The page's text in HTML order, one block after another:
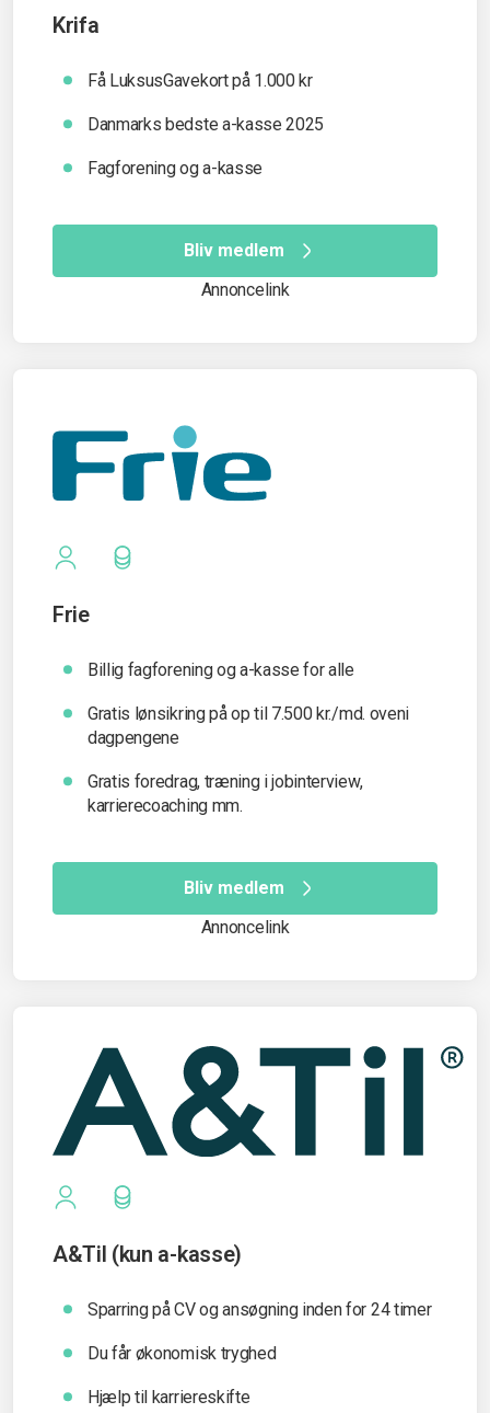
Krifa
Få LuksusGavekort på 1.000 kr
Danmarks bedste a-kasse 2025
Fagforening og a-kasse
Bliv medlem
Annoncelink
Frie
Billig fagforening og a-kasse for alle
Gratis lønsikring på op til 7.500 kr./md. oveni
dagpengene
Gratis foredrag, træning i jobinterview,
karrierecoaching mm.
Bliv medlem
Annoncelink
A&Til (kun a-kasse)
Sparring på CV og ansøgning inden for 24 timer
Du får økonomisk tryghed
Hjælp til karriereskifte